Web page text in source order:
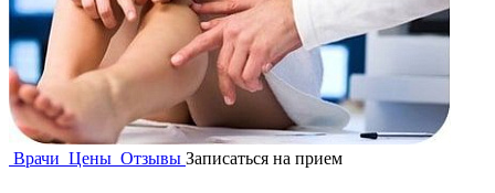
Врачи Цены Отзывы Записаться на прием